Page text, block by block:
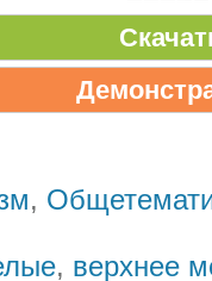
,
, верхнее